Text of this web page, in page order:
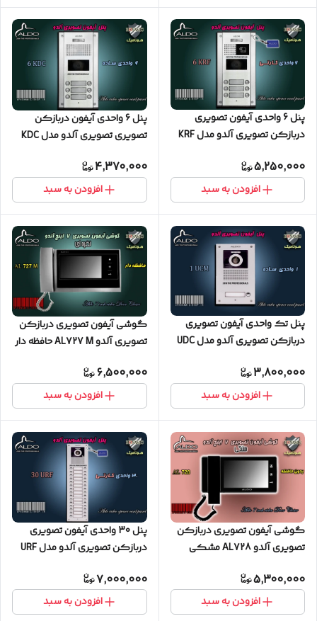
پنل 6 واحدی آیفون تصویری
دربازکن تصویری آلدو مدل KRF
5,250,000
افزودن به سبد
پنل 6 واحدی آیفون دربازکن
تصویری تصویری آلدو مدل KDC
4,370,000
افزودن به سبد
پنل تک واحدی آیفون تصویری
دربازکن تصویری آلدو مدل UDC
3,800,000
افزودن به سبد
گوشی آیفون تصویری دربازکن
تصویری آلدو AL727 M حافظه دار
6,500,000
افزودن به سبد
گوشی آیفون تصویری دربازکن
تصویری آلدو AL728 مشکی
5,300,000
افزودن به سبد
پنل 30 واحدی آیفون تصویری
دربازکن تصویری آلدو مدل URF
7,000,000
افزودن به سبد